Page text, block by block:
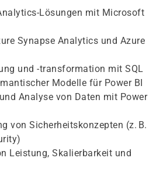
Lösungen mit Microsoft
Synapse Analytics und Azure
und -transformation mit SQL
Modelle für Power BI
Analyse von Daten mit Power
von Sicherheitskonzepten (z. B.
Leistung, Skalierbarkeit und